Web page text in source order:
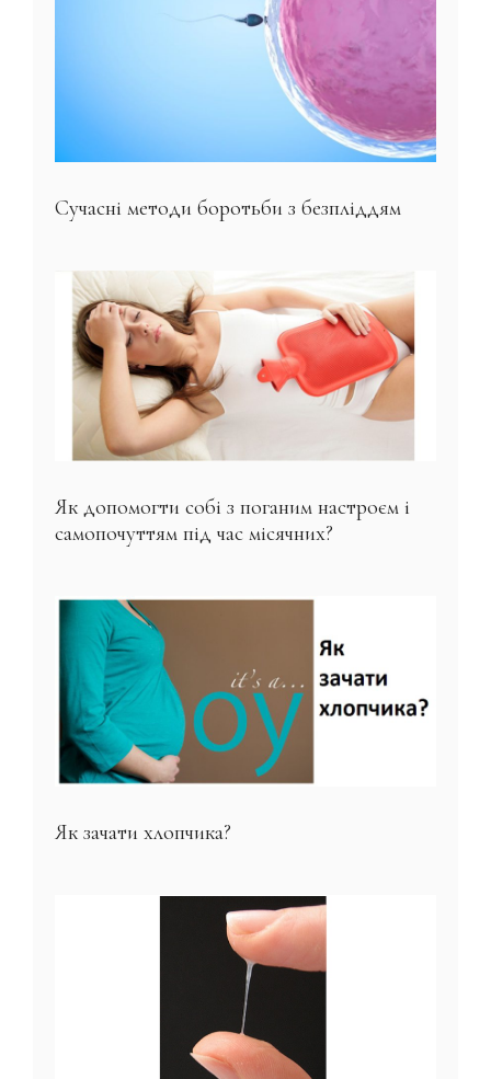
Сучасні методи боротьби з безпліддям
Як допомогти собі з поганим настроєм і
самопочуттям під час місячних?
Як зачати хлопчика?